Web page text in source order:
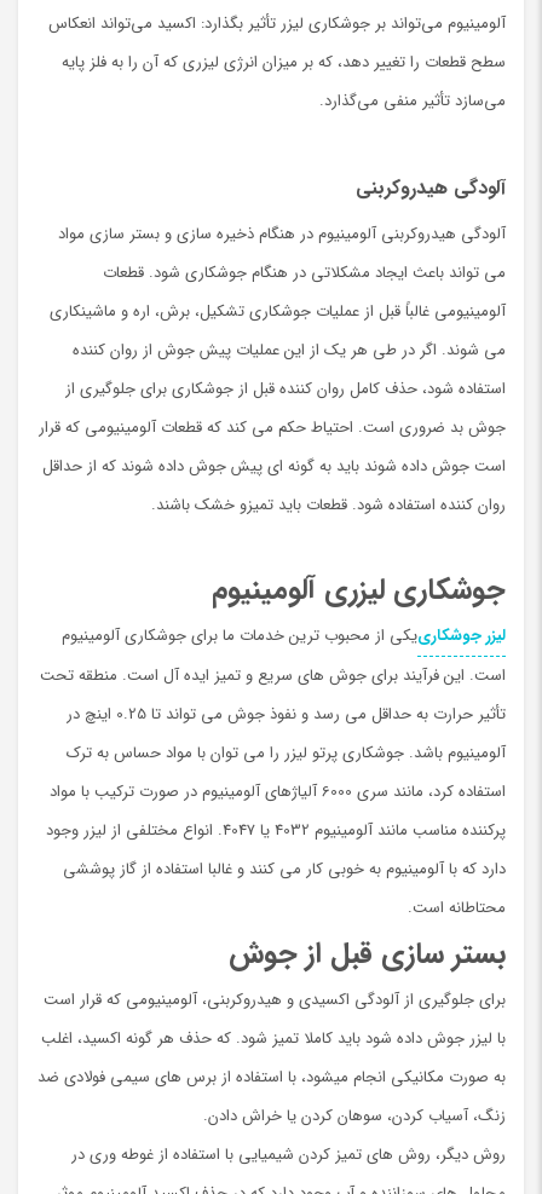
آلومینیوم می‌تواند بر جوشکاری لیزر تأثیر بگذارد: اکسید می‌تواند انعکاس
سطح قطعات را تغییر دهد، که بر میزان انرژی لیزری که آن را به فلز پایه
می‌سازد تأثیر منفی می‌گذارد.
آلودگی هیدروکربنی
آلودگی هیدروکربنی آلومینیوم در هنگام ذخیره سازی و بستر سازی مواد
می تواند باعث ایجاد مشکلاتی در هنگام جوشکاری شود. قطعات
آلومینیومی غالباً قبل از عملیات جوشکاری تشکیل، برش، اره و ماشینکاری
می شوند. اگر در طی هر یک از این عملیات پیش جوش از روان کننده
استفاده شود، حذف کامل روان کننده قبل از جوشکاری برای جلوگیری از
جوش بد ضروری است. احتیاط حکم می کند که قطعات آلومینیومی که قرار
است جوش داده شوند باید به گونه ای پیش جوش داده شوند که از حداقل
روان كننده استفاده شود. قطعات باید تمیزو خشک باشند.
جوشکاری لیزری آلومینیوم
لیزر جوشکارییکی از محبوب ترین خدمات ما برای جوشکاری آلومینیوم
است. این فرآیند برای جوش های سریع و تمیز ایده آل است. منطقه تحت
تأثیر حرارت به حداقل می رسد و نفوذ جوش می تواند تا 0.25 اینچ در
آلومینیوم باشد. جوشکاری پرتو لیزر را می توان با مواد حساس به ترک
استفاده کرد، مانند سری 6000 آلیاژهای آلومینیوم در صورت ترکیب با مواد
پرکننده مناسب مانند آلومینیوم 4032 یا 4047. انواع مختلفی از لیزر وجود
دارد که با آلومینیوم به خوبی کار می کنند و غالبا استفاده از گاز پوششی
محتاطانه است.
بستر سازی قبل از جوش
برای جلوگیری از آلودگی اکسیدی و هیدروکربنی، آلومینیومی که قرار است
با لیزر جوش داده شود باید کاملا تمیز شود. كه حذف هر گونه اکسید، اغلب
به صورت مکانیکی انجام ميشود، با استفاده از برس های سیمی فولادی ضد
زنگ، آسیاب کردن، سوهان کردن یا خراش دادن.
روش دیگر، روش های تمیز کردن شیمیایی با استفاده از غوطه وری در